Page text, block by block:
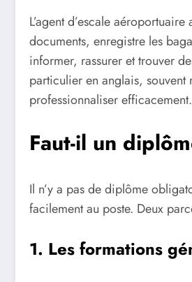
L’agent d’escale
documents, enregistre les
informer, rassurer et trouver
particulier en anglais, souvent
professionnaliser efficacement.
Faut-il un
Il n’y a pas de diplôme
facilement au poste. Deux
1. Les formations